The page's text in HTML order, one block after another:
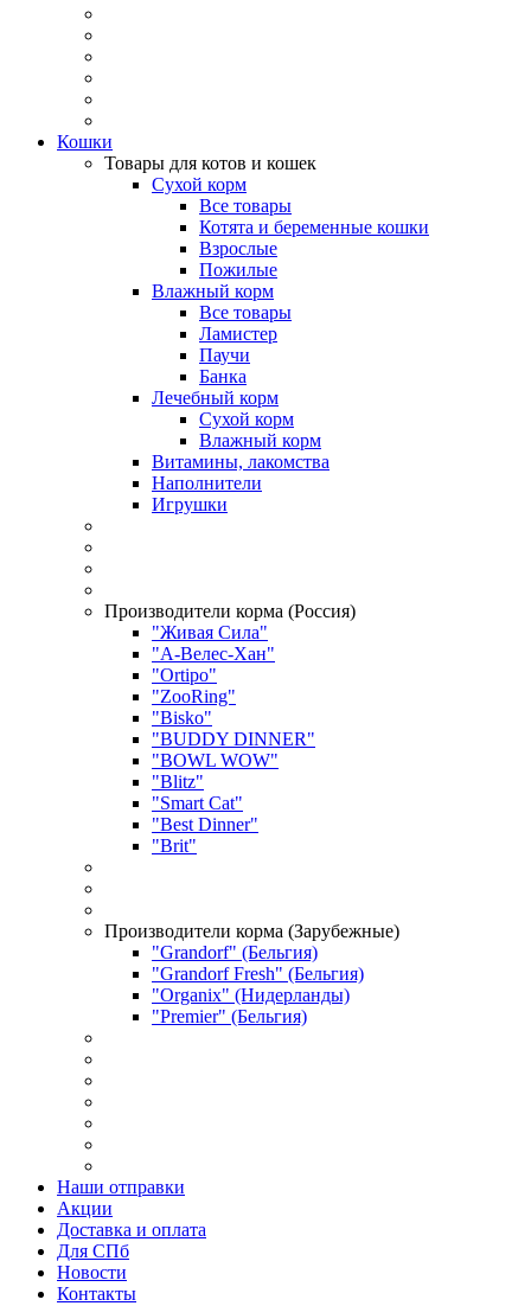
Кошки
Товары для котов и кошек
Сухой корм
Все товары
Котята и беременные кошки
Взрослые
Пожилые
Влажный корм
Все товары
Ламистер
Паучи
Банка
Лечебный корм
Сухой корм
Влажный корм
Витамины, лакомства
Наполнители
Игрушки
Производители корма (Россия)
"Живая Сила"
"А-Велес-Хан"
"Ortipo"
"ZooRing"
"Bisko"
"BUDDY DINNER"
"BOWL WOW"
"Blitz"
"Smart Cat"
"Best Dinner"
"Brit"
Производители корма (Зарубежные)
"Grandorf" (Бельгия)
"Grandorf Fresh" (Бельгия)
"Organix" (Нидерланды)
"Premier" (Бельгия)
Наши отправки
Акции
Доставка и оплата
Для СПб
Новости
Контакты